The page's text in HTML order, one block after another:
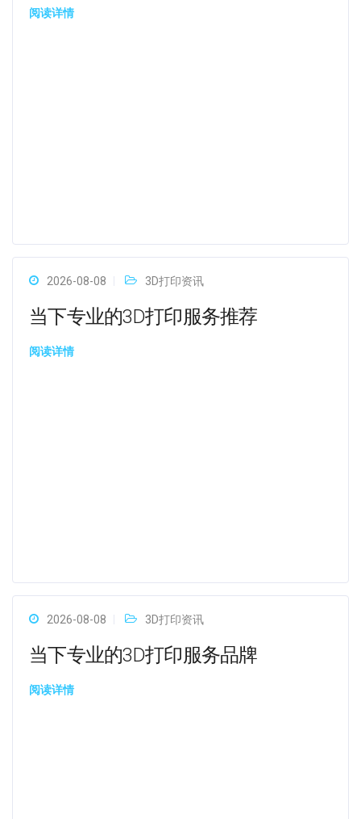
阅读详情
2026-08-08 3D打印资讯
当下专业的3D打印服务推荐
阅读详情
2026-08-08 3D打印资讯
当下专业的3D打印服务品牌
阅读详情